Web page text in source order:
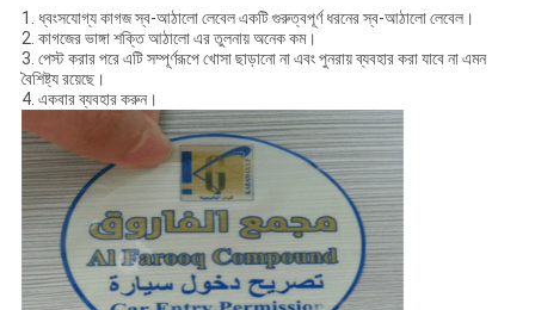
1. ধ্বংসযোগ্য কাগজ স্ব-আঠালো লেবেল একটি গুরুত্বপূর্ণ ধরনের স্ব-আঠালো লেবেল।
2. কাগজের ভাঙ্গা শক্তি আঠালো এর তুলনায় অনেক কম।
3. পেস্ট করার পরে এটি সম্পূর্ণরূপে খোসা ছাড়ানো না এবং পুনরায় ব্যবহার করা যাবে না এমন
বৈশিষ্ট্য রয়েছে।
4. একবার ব্যবহার করুন।